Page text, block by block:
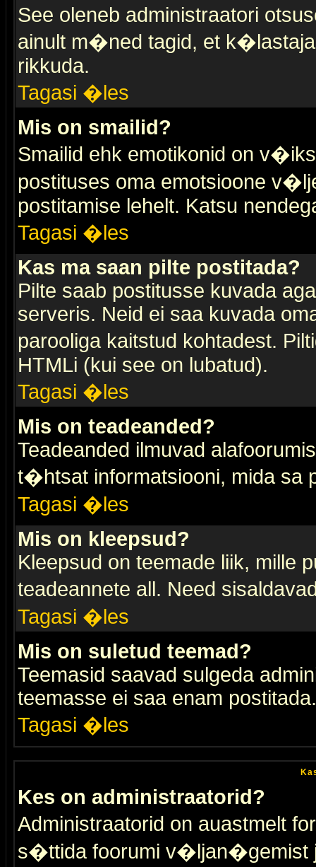
See oleneb administraatori
ainult m�ned tagid, et
rikkuda.
Tagasi �les
Mis on smailid?
Smailid ehk emotikonid on
postituses oma emotsioone
postitamise lehelt. Katsu
Tagasi �les
Kas ma saan pilte postitada?
Pilte saab postitusse kuvada
serveris. Neid ei saa kuvada
parooliga kaitstud kohtadest.
HTMLi (kui see on lubatud).
Tagasi �les
Mis on teadeanded?
Teadeanded ilmuvad
t�htsat informatsiooni, mida sa
Tagasi �les
Mis on kleepsud?
Kleepsud on teemade liik, mille
teadeannete all. Need
Tagasi �les
Mis on suletud teemad?
Teemasid saavad sulgeda
teemasse ei saa enam postitada.
Tagasi �les
Kes on administraatorid?
Administraatorid on auastmelt
s�ttida foorumi v�ljan�gemist